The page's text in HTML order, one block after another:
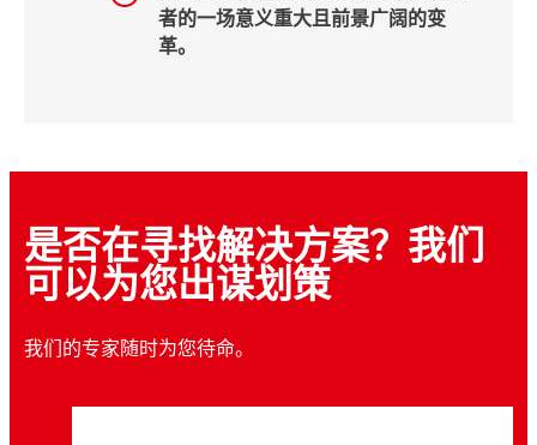
者的一场意义重大且前景广阔的变
革。
是否在寻找解决方案？我们
可以为您出谋划策
我们的专家随时为您待命。